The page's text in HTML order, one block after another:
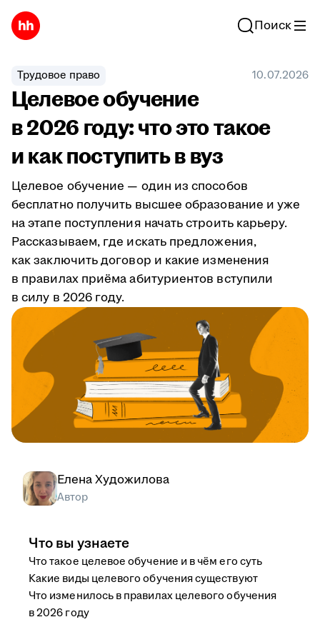
Поиск
Трудовое право 10.07.2026
Целевое обучение
в 2026 году: что это такое
и как поступить в вуз
Целевое обучение — один из способов
бесплатно получить высшее образование и уже
на этапе поступления начать строить карьеру.
Рассказываем, где искать предложения,
как заключить договор и какие изменения
в правилах приёма абитуриентов вступили
в силу в 2026 году.
Елена Художилова
Автор
Что вы узнаете
Что такое целевое обучение и в чём его суть
Какие виды целевого обучения существуют
Что изменилось в правилах целевого обучения
в 2026 году